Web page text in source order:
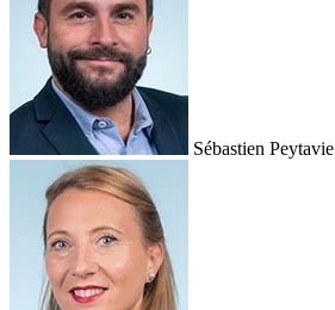
Sébastien Peytavie